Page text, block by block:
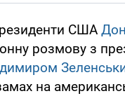
США
розмову з
на